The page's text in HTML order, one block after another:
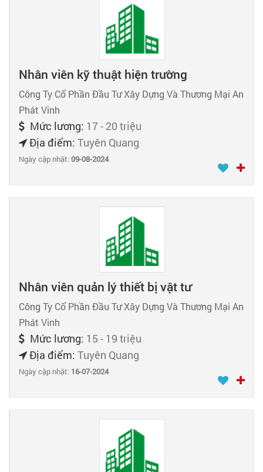
Nhân viên kỹ thuật hiện trường
Công Ty Cổ Phần Đầu Tư Xây Dựng Và Thương Mại An
Phát Vinh
Mức lương: 17 - 20 triệu
Địa điểm: Tuyên Quang
Ngày cập nhật:09-08-2024
Nhân viên quản lý thiết bị vật tư
Công Ty Cổ Phần Đầu Tư Xây Dựng Và Thương Mại An
Phát Vinh
Mức lương: 15 - 19 triệu
Địa điểm: Tuyên Quang
Ngày cập nhật: 16-07-2024